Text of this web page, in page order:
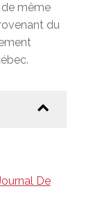
même
du
De